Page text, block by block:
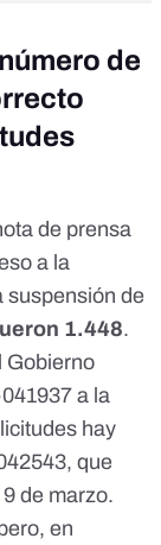
de
de prensa
a la
suspensión de
1.448.
Gobierno
a la
hay
que
de marzo.
en